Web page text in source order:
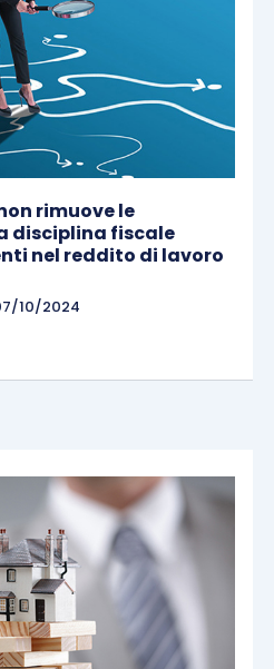
rimuove le
disciplina fiscale
nel reddito di lavoro
10/2024